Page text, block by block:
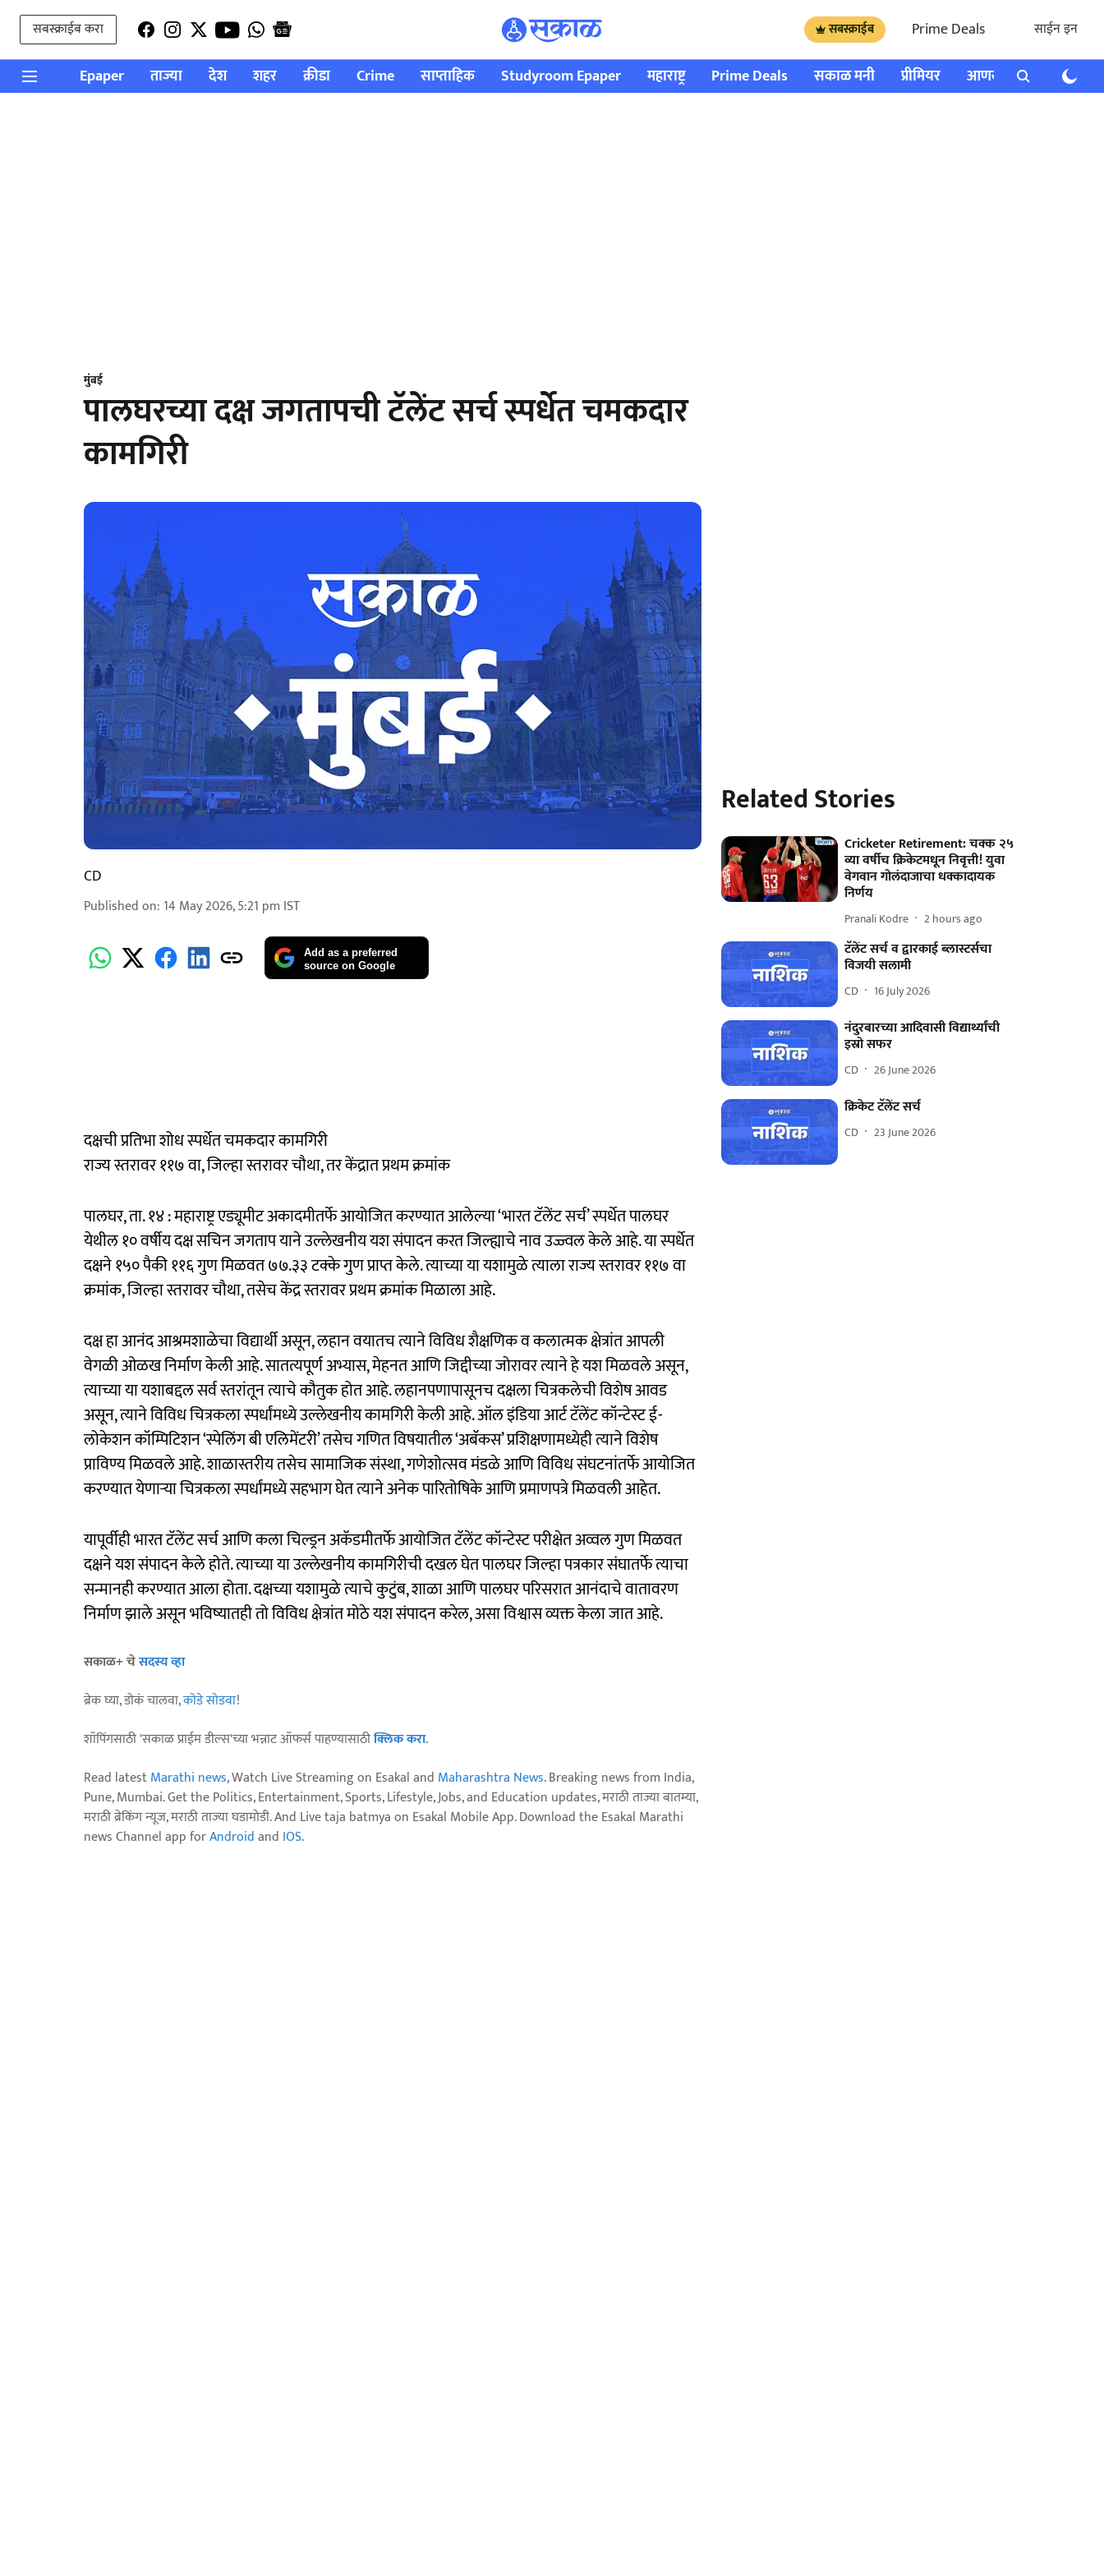
सबस्क्राईब करा सबस्क्राईब Prime Deals साईन इन
Epaper ताज्या देश शहर क्रीडा Crime साप्ताहिक Studyroom Epaper महाराष्ट्र Prime Deals सकाळ मनी प्रीमियर आणखी राशी भविष्य
मुंबई
पालघरच्या दक्ष जगतापची टॅलेंट सर्च स्पर्धेत चमकदार
कामगिरी
CD
Published on: 14 May 2026, 5:21 pm IST
Add as a preferred
source on Google
दक्षची प्रतिभा शोध स्पर्धेत चमकदार कामगिरी
राज्य स्तरावर ११७ वा, जिल्हा स्तरावर चौथा, तर केंद्रात प्रथम क्रमांक
पालघर, ता. १४ : महाराष्ट्र एड्यूमीट अकादमीतर्फे आयोजित करण्यात आलेल्या ‘भारत टॅलेंट सर्च’ स्पर्धेत पालघर
येथील १० वर्षीय दक्ष सचिन जगताप याने उल्लेखनीय यश संपादन करत जिल्ह्याचे नाव उज्ज्वल केले आहे. या स्पर्धेत
दक्षने १५० पैकी ११६ गुण मिळवत ७७.३३ टक्के गुण प्राप्त केले. त्याच्या या यशामुळे त्याला राज्य स्तरावर ११७ वा
क्रमांक, जिल्हा स्तरावर चौथा, तसेच केंद्र स्तरावर प्रथम क्रमांक मिळाला आहे.
दक्ष हा आनंद आश्रमशाळेचा विद्यार्थी असून, लहान वयातच त्याने विविध शैक्षणिक व कलात्मक क्षेत्रांत आपली
वेगळी ओळख निर्माण केली आहे. सातत्यपूर्ण अभ्यास, मेहनत आणि जिद्दीच्या जोरावर त्याने हे यश मिळवले असून,
त्याच्या या यशाबद्दल सर्व स्तरांतून त्याचे कौतुक होत आहे. लहानपणापासूनच दक्षला चित्रकलेची विशेष आवड
असून, त्याने विविध चित्रकला स्पर्धांमध्ये उल्लेखनीय कामगिरी केली आहे. ऑल इंडिया आर्ट टॅलेंट कॉन्टेस्ट ई-
लोकेशन कॉम्पिटिशन ‘स्पेलिंग बी एलिमेंटरी’ तसेच गणित विषयातील ‘अबॅकस’ प्रशिक्षणामध्येही त्याने विशेष
प्राविण्य मिळवले आहे. शाळास्तरीय तसेच सामाजिक संस्था, गणेशोत्सव मंडळे आणि विविध संघटनांतर्फे आयोजित
करण्यात येणाऱ्या चित्रकला स्पर्धांमध्ये सहभाग घेत त्याने अनेक पारितोषिके आणि प्रमाणपत्रे मिळवली आहेत.
यापूर्वीही भारत टॅलेंट सर्च आणि कला चिल्ड्रन अकॅडमीतर्फे आयोजित टॅलेंट कॉन्टेस्ट परीक्षेत अव्वल गुण मिळवत
दक्षने यश संपादन केले होते. त्याच्या या उल्लेखनीय कामगिरीची दखल घेत पालघर जिल्हा पत्रकार संघातर्फे त्याचा
सन्मानही करण्यात आला होता. दक्षच्या यशामुळे त्याचे कुटुंब, शाळा आणि पालघर परिसरात आनंदाचे वातावरण
निर्माण झाले असून भविष्यातही तो विविध क्षेत्रांत मोठे यश संपादन करेल, असा विश्वास व्यक्त केला जात आहे.
सकाळ+ चेसदस्य व्हा
ब्रेक घ्या, डोकं चालवा,कोडे सोडवा!
शॉपिंगसाठी 'सकाळ प्राईम डील्स'च्या भन्नाट ऑफर्स पाहण्यासाठीक्लिक करा.
Read latestMarathi news, Watch Live Streaming on Esakal and Maharashtra News. Breaking news from India,
Pune, Mumbai. Get the Politics, Entertainment, Sports, Lifestyle, Jobs, and Education updates, मराठी ताज्या बातम्या,
मराठी ब्रेकिंग न्यूज, मराठी ताज्या घडामोडी. And Live taja batmya on Esakal Mobile App. Download the Esakal Marathi
news Channel app forAndroidand IOS.
Related Stories
Cricketer Retirement: चक्क २५
व्या वर्षीच क्रिकेटमधून निवृत्ती! युवा
वेगवान गोलंदाजाचा धक्कादायक
निर्णय
Pranali Kodre 2 hours ago
टॅलेंट सर्च व द्वारकाई ब्लास्टर्सचा
विजयी सलामी
CD 16 July 2026
नंदुरबारच्या आदिवासी विद्यार्थ्यांची
इस्रो सफर
CD 26 June 2026
क्रिकेट टॅलेंट सर्च
CD 23 June 2026